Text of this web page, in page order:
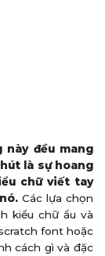
đều mang
là sự hoang
chữ viết tay
Các lựa chọn
kiểu chữ ẩu và
font hoặc
cách gì và đặc